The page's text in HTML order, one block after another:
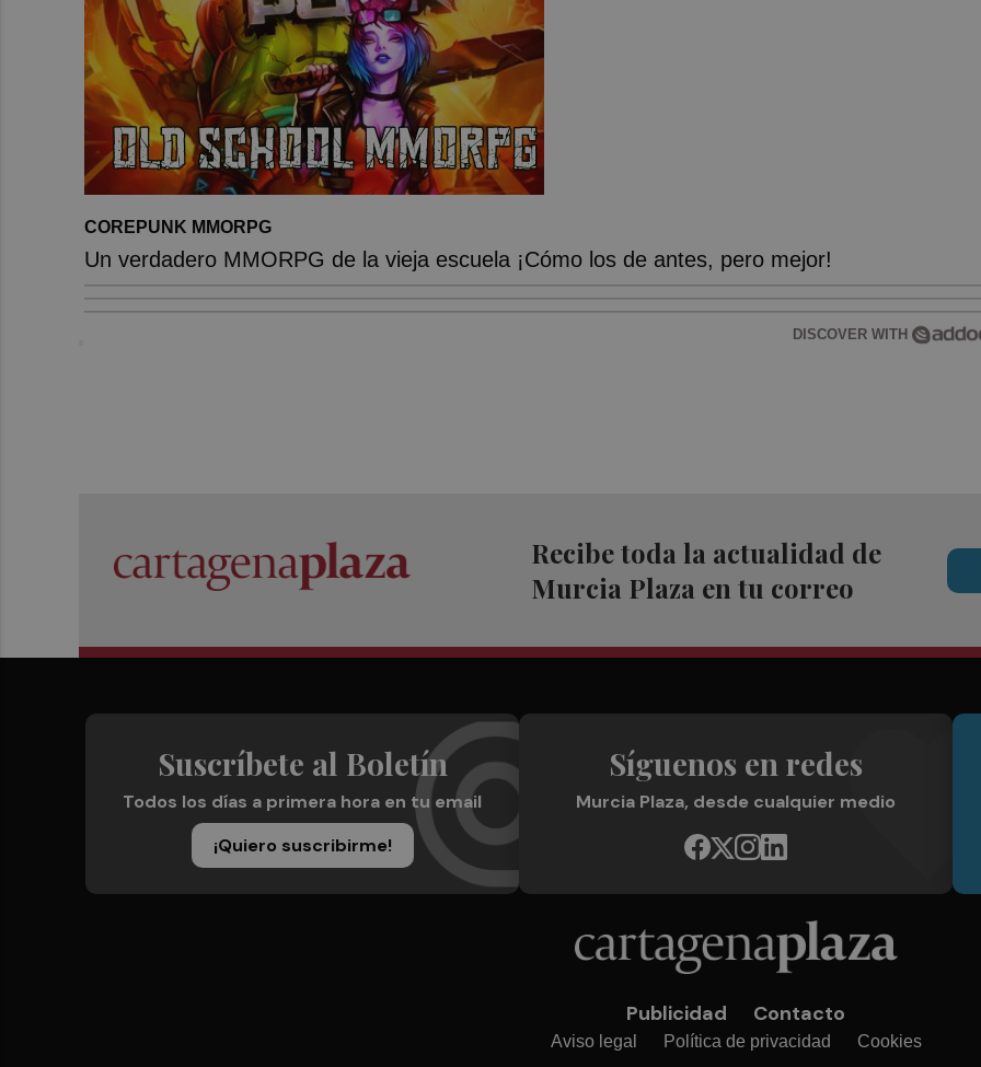
COREPUNK MMORPG
Un verdadero MMORPG de la vieja escuela ¡Cómo los de antes, pero mejor!
DISCOVER WITH
Recibe toda la actualidad de
Murcia Plaza en tu correo
Suscríbete al Boletín
Todos los días a primera hora en tu email
¡Quiero suscribirme!
Síguenos en redes
Murcia Plaza, desde cualquier medio
Publicidad Contacto
Aviso legal Política de privacidad Cookies